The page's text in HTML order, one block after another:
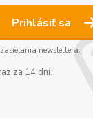
Prihlásiť sa
newslettera.
za 14 dní.